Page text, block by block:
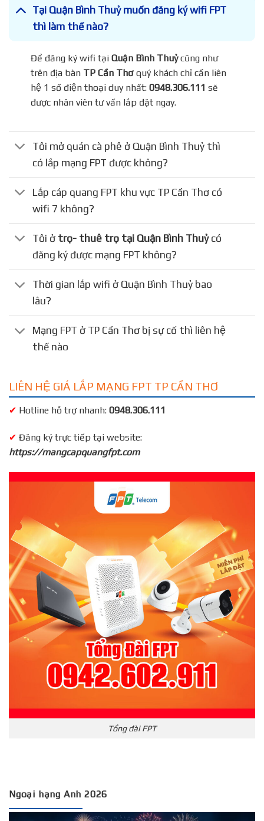
Tại Quận Bình Thuỷ muốn đăng ký wifi FPT
thì làm thế nào?
Để đăng ký wifi tạiQuận Bình Thuỷcũng như
trên địa bànTP Cần Thơquý khách chỉ cần liên
hệ 1 số điện thoại duy nhất:0948.306.111 sẽ
được nhân viên tư vấn lắp đặt ngay.
Tôi mở quán cà phê ở Quận Bình Thuỷ thì
có lắp mạng FPT được không?
Lắp cáp quang FPT khu vực TP Cần Thơ có
wifi 7 không?
Tôi ở trọ- thuê trọ tại Quận Bình Thuỷcó
đăng ký được mạng FPT không?
Thời gian lắp wifi ở Quận Bình Thuỷ bao
lâu?
Mạng FPT ở TP Cần Thơ bị sự cố thì liên hệ
thế nào
LIÊN HỆ GIÁ LẮP MẠNG FPT TP CẦN THƠ
✔ Hotline hỗ trợ nhanh: 0948.306.111
✔ Đăng ký trực tiếp tại website:
https://mangcapquangfpt.com
Tổng đài FPT
Ngoại hạng Anh 2026